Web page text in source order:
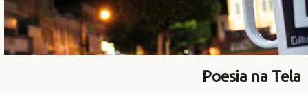
Poesia na Tela